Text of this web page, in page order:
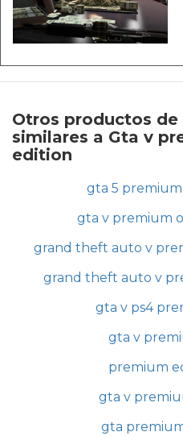
Otros productos
similares a Gta v
edition
gta 5
gta v premium
grand theft auto v
grand theft auto v
gta v ps4
gta v
premium
gta v
gta